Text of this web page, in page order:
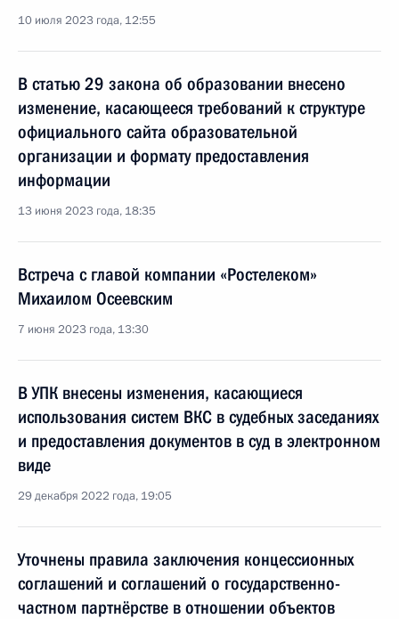
10 июля 2023 года, 12:55
В статью 29 закона об образовании внесено
изменение, касающееся требований к структуре
официального сайта образовательной
организации и формату предоставления
информации
13 июня 2023 года, 18:35
Встреча с главой компании «Ростелеком»
Михаилом Осеевским
7 июня 2023 года, 13:30
В УПК внесены изменения, касающиеся
использования систем ВКС в судебных заседаниях
и предоставления документов в суд в электронном
виде
29 декабря 2022 года, 19:05
Уточнены правила заключения концессионных
соглашений и соглашений о государственно-
частном партнёрстве в отношении объектов